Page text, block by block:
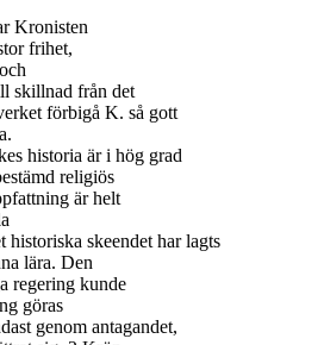
Kronisten
frihet,
skillnad från det
förbigå K. så gott
historia är i hög grad
religiös
är helt
historiska skeendet har lagts
lära. Den
regering kunde
göras
genom antagandet,